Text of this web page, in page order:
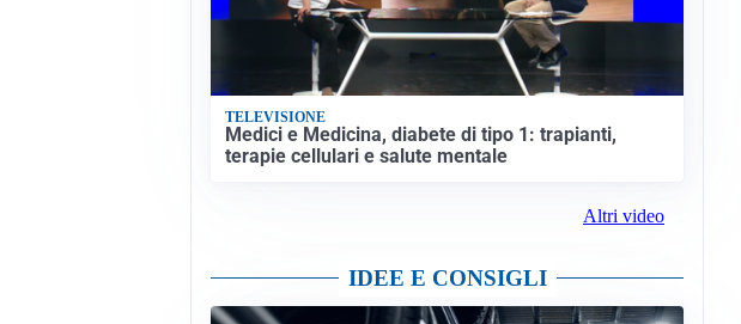
TELEVISIONE
Medici e Medicina, diabete di tipo 1: trapianti,
terapie cellulari e salute mentale
Altri video
IDEE E CONSIGLI